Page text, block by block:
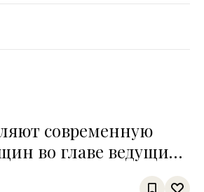
современную
во главе ведущих